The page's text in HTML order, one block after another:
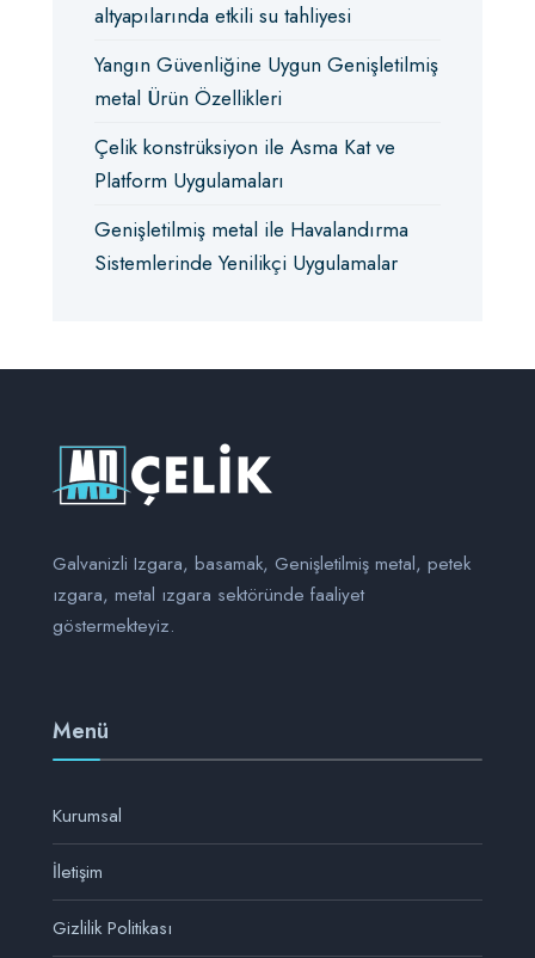
altyapılarında etkili su tahliyesi
Yangın Güvenliğine Uygun Genişletilmiş
metal Ürün Özellikleri
Çelik konstrüksiyon ile Asma Kat ve
Platform Uygulamaları
Genişletilmiş metal ile Havalandırma
Sistemlerinde Yenilikçi Uygulamalar
Galvanizli Izgara, basamak, Genişletilmiş metal, petek
ızgara, metal ızgara sektöründe faaliyet
göstermekteyiz.
Menü
Kurumsal
İletişim
Gizlilik Politikası